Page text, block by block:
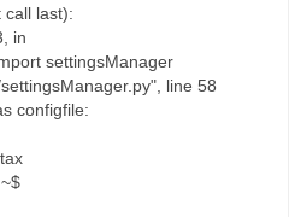
call last):
in
settingsManager
line 58
configfile: